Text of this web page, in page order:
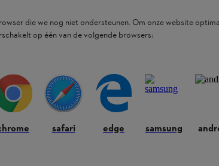
die we nog niet ondersteunen. Om onze website
op één van de volgende browsers:
safari edge samsung